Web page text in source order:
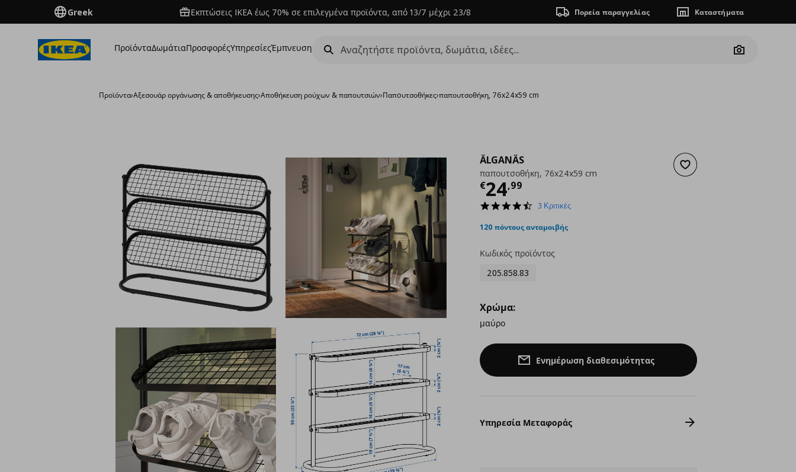
Greek Εκπτώσεις IKEA έως 70% σε επιλεγμένα προϊόντα, από 13/7 μέχρι 23/8 Πορεία παραγγελίας Καταστήματα
ΠροϊόνταΔωμάτιαΠροσφορέςΥπηρεσίεςΈμπνευση
Camera
Προϊόντα›Aξεσουάρ οργάνωσης & αποθήκευσης›Αποθήκευση ρούχων & παπουτσιών›Παπoυτσοθήκες›παπουτσοθήκη, 76x24x59 cm
Προσθήκη στα αγαπημένα
ÄLGANÄS
παπουτσοθήκη, 76x24x59 cm
€24,99
Τρέχουσα τιμή
4.7
rating
3 Κριτικές
120 πόντους ανταμοιβής
Κωδικός προϊόντος
205.858.83
Χρώμα:
μαύρο
Ενημέρωση διαθεσιμότητας
Υπηρεσία Μεταφοράς